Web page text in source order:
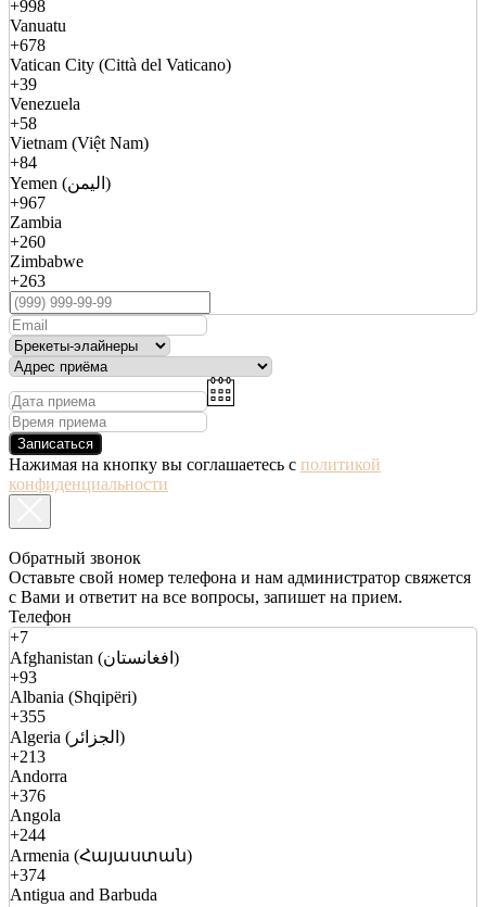
+998
Vanuatu
+678
Vatican City (Città del Vaticano)
+39
Venezuela
+58
Vietnam (Việt Nam)
+84
Yemen (اليمن)
+967
Zambia
+260
Zimbabwe
+263
Записаться
Нажимая на кнопку вы соглашаетесь с политикой
конфиденциальности
Обратный звонок
Оставьте свой номер телефона и нам администратор свяжется
с Вами и ответит на все вопросы, запишет на прием.
Телефон
+7
Afghanistan (افغانستان)
+93
Albania (Shqipëri)
+355
Algeria (الجزائر)
+213
Andorra
+376
Angola
+244
Armenia (Հայաստան)
+374
Antigua and Barbuda